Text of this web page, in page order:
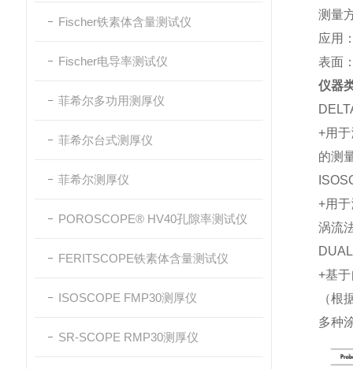
Fischer铁素体含量测试仪
Fischer电导率测试仪
菲希尔多功用测厚仪
菲希尔台式测厚仪
菲希尔测厚仪
POROSCOPE® HV40孔隙率测试仪
FERITSCOPE铁素体含量测试仪
ISOSCOPE FMP30测厚仪
SR-SCOPE RMP30测厚仪
测量
应用
表面
仪器
+用
的测
+用
涡流
+基
（根
多种